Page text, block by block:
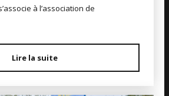
à l’association de
Lire la suite